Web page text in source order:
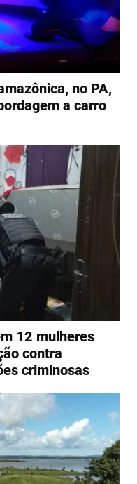
no PA,
a carro
12 mulheres
contra
criminosas